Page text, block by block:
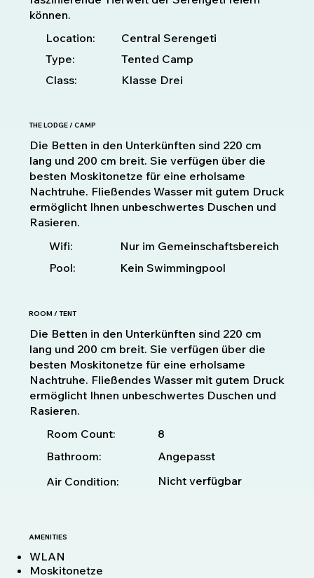
können.
Location:
Central Serengeti
Type:
Tented Camp
Class:
Klasse Drei
THE LODGE / CAMP
Die Betten in den Unterkünften sind 220 cm
lang und 200 cm breit. Sie verfügen über die
besten Moskitonetze für eine erholsame
Nachtruhe. Fließendes Wasser mit gutem Druck
ermöglicht Ihnen unbeschwertes Duschen und
Rasieren.
Wifi:
Nur im Gemeinschaftsbereich
Pool:
Kein Swimmingpool
ROOM / TENT
Die Betten in den Unterkünften sind 220 cm
lang und 200 cm breit. Sie verfügen über die
besten Moskitonetze für eine erholsame
Nachtruhe. Fließendes Wasser mit gutem Druck
ermöglicht Ihnen unbeschwertes Duschen und
Rasieren.
Room Count:
8
Bathroom:
Angepasst
Air Condition:
Nicht verfügbar
AMENITIES
WLAN
Moskitonetze